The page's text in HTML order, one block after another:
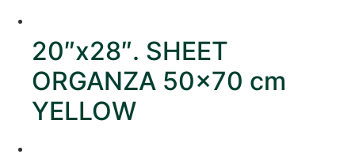
20″x28″. SHEET
ORGANZA 50×70 cm
YELLOW